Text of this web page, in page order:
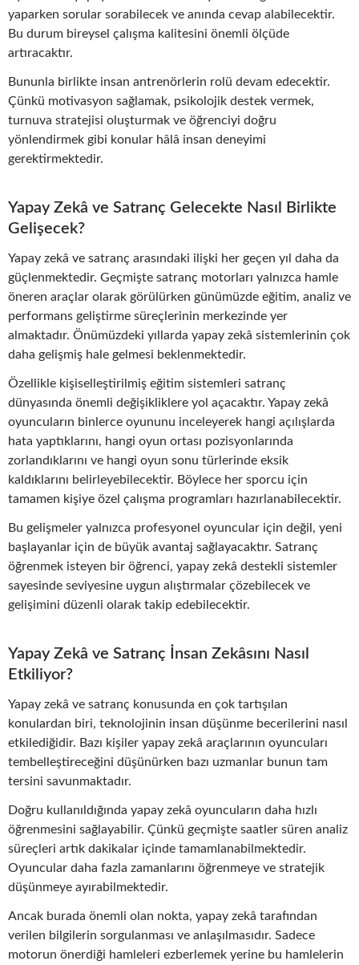
yaparken sorular sorabilecek ve anında cevap alabilecektir.
Bu durum bireysel çalışma kalitesini önemli ölçüde
artıracaktır.
Bununla birlikte insan antrenörlerin rolü devam edecektir.
Çünkü motivasyon sağlamak, psikolojik destek vermek,
turnuva stratejisi oluşturmak ve öğrenciyi doğru
yönlendirmek gibi konular hâlâ insan deneyimi
gerektirmektedir.
Yapay Zekâ ve Satranç Gelecekte Nasıl Birlikte
Gelişecek?
Yapay zekâ ve satranç arasındaki ilişki her geçen yıl daha da
güçlenmektedir. Geçmişte satranç motorları yalnızca hamle
öneren araçlar olarak görülürken günümüzde eğitim, analiz ve
performans geliştirme süreçlerinin merkezinde yer
almaktadır. Önümüzdeki yıllarda yapay zekâ sistemlerinin çok
daha gelişmiş hale gelmesi beklenmektedir.
Özellikle kişiselleştirilmiş eğitim sistemleri satranç
dünyasında önemli değişikliklere yol açacaktır. Yapay zekâ
oyuncuların binlerce oyununu inceleyerek hangi açılışlarda
hata yaptıklarını, hangi oyun ortası pozisyonlarında
zorlandıklarını ve hangi oyun sonu türlerinde eksik
kaldıklarını belirleyebilecektir. Böylece her sporcu için
tamamen kişiye özel çalışma programları hazırlanabilecektir.
Bu gelişmeler yalnızca profesyonel oyuncular için değil, yeni
başlayanlar için de büyük avantaj sağlayacaktır. Satranç
öğrenmek isteyen bir öğrenci, yapay zekâ destekli sistemler
sayesinde seviyesine uygun alıştırmalar çözebilecek ve
gelişimini düzenli olarak takip edebilecektir.
Yapay Zekâ ve Satranç İnsan Zekâsını Nasıl
Etkiliyor?
Yapay zekâ ve satranç konusunda en çok tartışılan
konulardan biri, teknolojinin insan düşünme becerilerini nasıl
etkilediğidir. Bazı kişiler yapay zekâ araçlarının oyuncuları
tembelleştireceğini düşünürken bazı uzmanlar bunun tam
tersini savunmaktadır.
Doğru kullanıldığında yapay zekâ oyuncuların daha hızlı
öğrenmesini sağlayabilir. Çünkü geçmişte saatler süren analiz
süreçleri artık dakikalar içinde tamamlanabilmektedir.
Oyuncular daha fazla zamanlarını öğrenmeye ve stratejik
düşünmeye ayırabilmektedir.
Ancak burada önemli olan nokta, yapay zekâ tarafından
verilen bilgilerin sorgulanması ve anlaşılmasıdır. Sadece
motorun önerdiği hamleleri ezberlemek yerine bu hamlelerin